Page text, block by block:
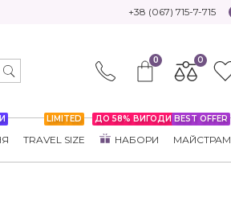
+38 (067) 715-7-715
0 0
LIMITED
TRAVEL SIZE
ДО 58% ВИГОДИ
НАБОРИ
BEST OFFER
МАЙСТРАМ